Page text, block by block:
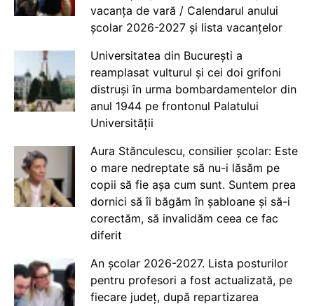
vacanța de vară / Calendarul anului
școlar 2026-2027 și lista vacanțelor
Universitatea din București a
reamplasat vulturul și cei doi grifoni
distruși în urma bombardamentelor din
anul 1944 pe frontonul Palatului
Universității
Aura Stănculescu, consilier școlar: Este
o mare nedreptate să nu-i lăsăm pe
copii să fie așa cum sunt. Suntem prea
dornici să îi băgăm în șabloane și să-i
corectăm, să invalidăm ceea ce fac
diferit
An școlar 2026-2027. Lista posturilor
pentru profesori a fost actualizată, pe
fiecare județ, după repartizarea